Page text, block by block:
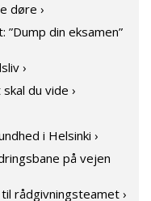
døre ›
din eksamen”
›
du vide ›
i Helsinki ›
på vejen
rådgivningsteamet ›